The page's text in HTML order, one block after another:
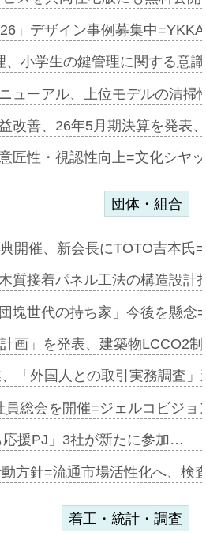
」デザイン事例募集中
、小学生の鍵管理に関する意
ニューアル、上位モデルの清
改善、26年5月期決算を発表
匠性・視認性向上=文化シヤ
団体・組合
開催、新会長にTOTO吉本氏
質接着パネル工法の構造設
塊世代の持ち家」今後を懸
画」を発表、建築物LCCO2
「外国人との取引実務調査
員総会を開催=ジェルコビジ
援PJ」3社が新たに参加…
方針=流通市場活性化へ、検
着工・統計・調査